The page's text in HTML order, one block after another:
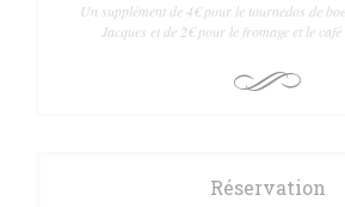
Un supplément de 4€ pour le tournedos de
Jacques et de 2€ pour le fromage et le
Réservation